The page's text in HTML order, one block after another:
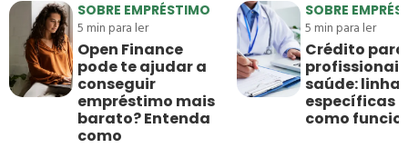
SOBRE EMPRÉSTIMO
5min para ler
Open Finance
pode te ajudar a
conseguir
empréstimo mais
barato? Entenda
como
SOBRE
5min para ler
Crédito para
saúde: linhas
específicas e
como